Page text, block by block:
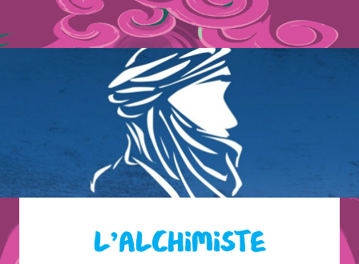
L’ALCHIMISTE